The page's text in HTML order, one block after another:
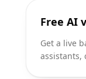
Free AI
Get a live
assistants,